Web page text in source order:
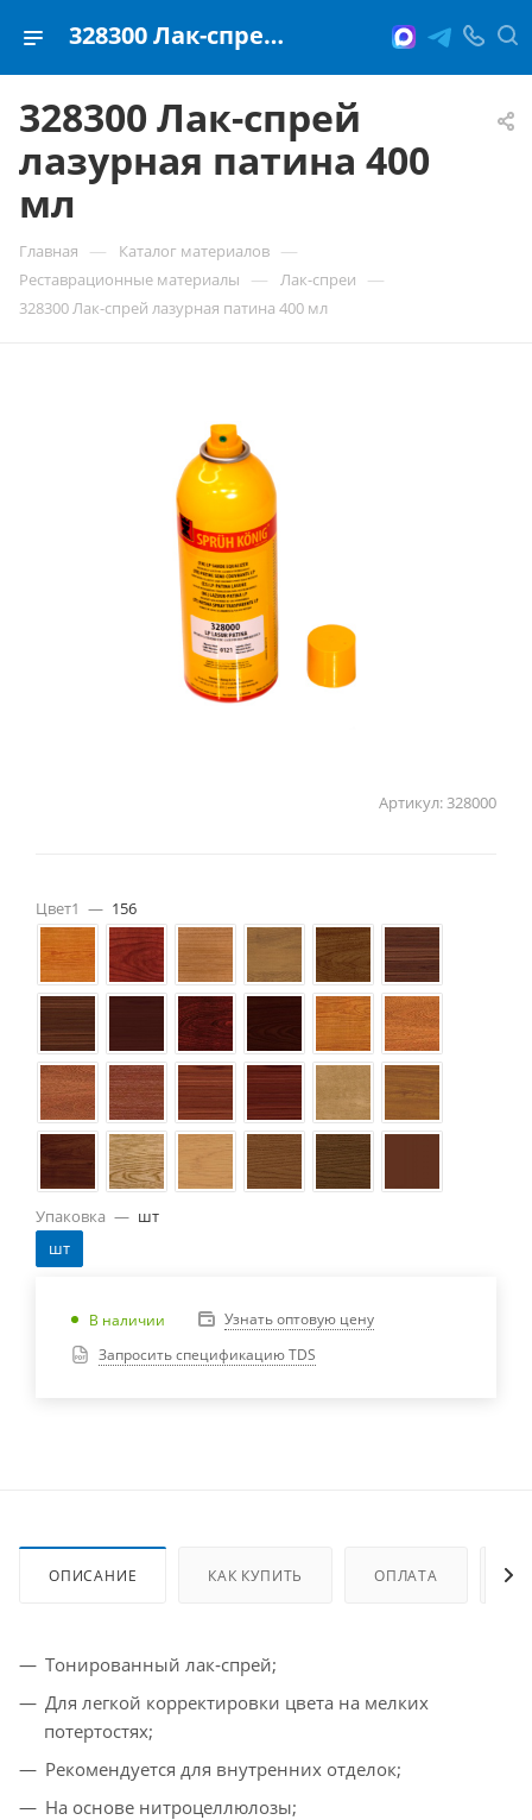
328300 Лак-спрей лазурная патина 400 мл
328300 Лак-спрей
лазурная патина 400
мл
Главная — Каталог материалов —
Реставрационные материалы — Лак-спреи —
328300 Лак-спрей лазурная патина 400 мл
Артикул:328000
Цвет1 — 156
Упаковка — шт
шт
В наличии
Узнать оптовую цену
Запросить спецификацию TDS
ОПИСАНИЕ КАК КУПИТЬ ОПЛАТА
Тонированный лак‑спрей;
Для легкой корректировки цвета на мелких
потертостях;
Рекомендуется для внутренних отделок;
На основе нитроцеллюлозы;